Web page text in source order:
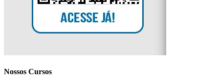
Nossos Cursos